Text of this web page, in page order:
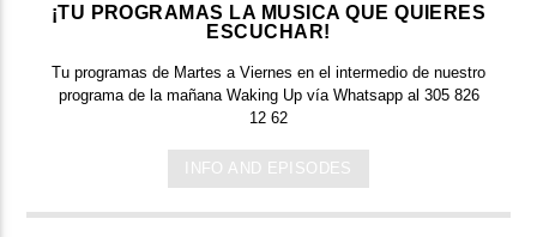
¡TU PROGRAMAS LA MUSICA QUE QUIERES
ESCUCHAR!
Tu programas de Martes a Viernes en el intermedio de nuestro
programa de la mañana Waking Up vía Whatsapp al 305 826
12 62
INFO AND EPISODES